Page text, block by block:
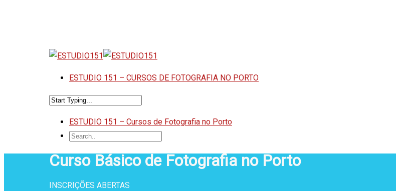
ESTUDIO 151 – CURSOS DE FOTOGRAFIA NO PORTO
ESTUDIO 151 – Cursos de Fotografia no Porto
Curso Básico de Fotografia no Porto
INSCRIÇÕES ABERTAS